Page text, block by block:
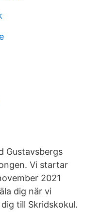
Gustavsbergs
Vi startar
2021
dig när vi
till Skridskokul.